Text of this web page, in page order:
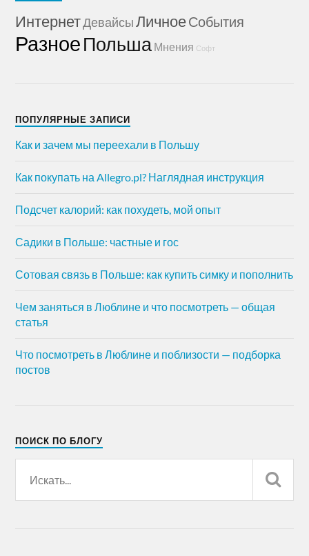
ИнтернетДевайсыЛичноеСобытия
РазноеПольша Мнения Софт
ПОПУЛЯРНЫЕ ЗАПИСИ
Как и зачем мы переехали в Польшу
Как покупать на Allegro.pl? Наглядная инструкция
Подсчет калорий: как похудеть, мой опыт
Садики в Польше: частные и гос
Сотовая связь в Польше: как купить симку и пополнить
Чем заняться в Люблине и что посмотреть — общая
статья
Что посмотреть в Люблине и поблизости — подборка
постов
ПОИСК ПО БЛОГУ